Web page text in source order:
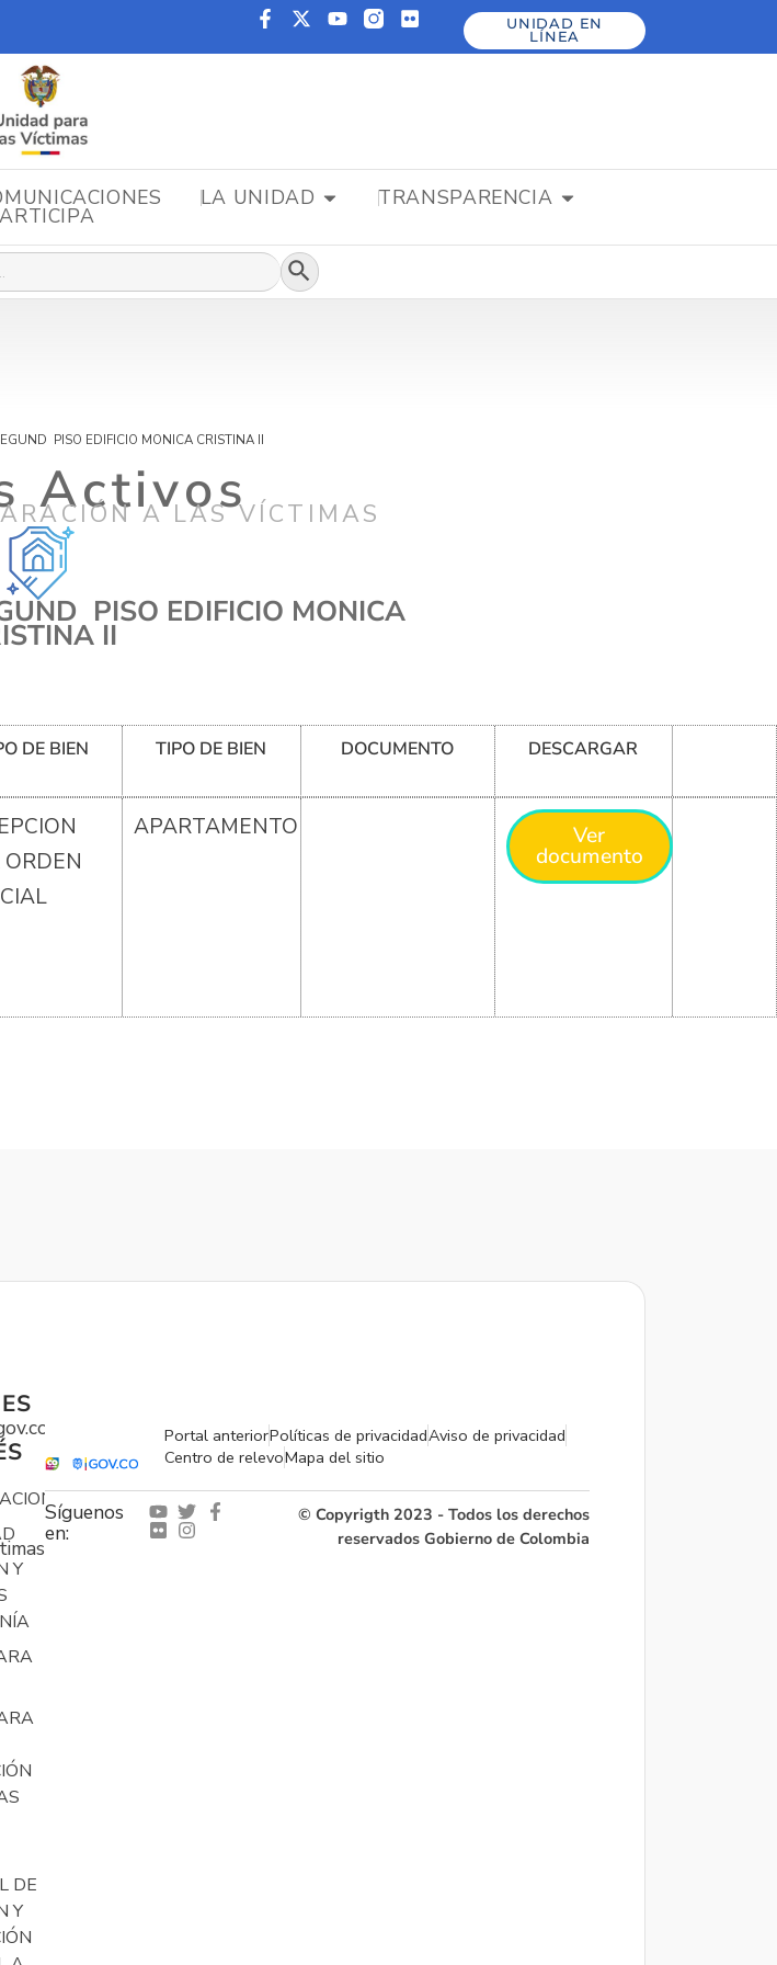
UNIDAD EN
LÍNEA
LA UNIDAD TRANSPARENCIA
Botón de búsqueda
PISO EDIFICIO MONICA CRISTINA II
ActivosA LAS VÍCTIMAS
PISO EDIFICIO MONICA
II
DE BIEN TIPO DE BIEN DOCUMENTO DESCARGAR
ORDEN
APARTAMENTO Ver
documento
Y
DE
Y
Portal anteriorPolíticas de privacidadAviso de privacidad
Centro de relevoMapa del sitio
Síguenos
en:
© Copyrigth 2023 - Todos los derechos
reservados Gobierno de Colombia